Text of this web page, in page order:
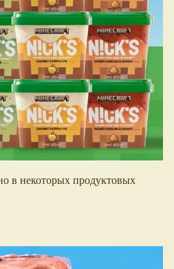
в некоторых продуктовых